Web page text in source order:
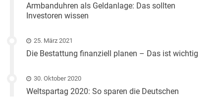
Armbanduhren als Geldanlage: Das sollten
Investoren wissen
25. März 2021
Die Bestattung finanziell planen – Das ist wichtig
30. Oktober 2020
Weltspartag 2020: So sparen die Deutschen